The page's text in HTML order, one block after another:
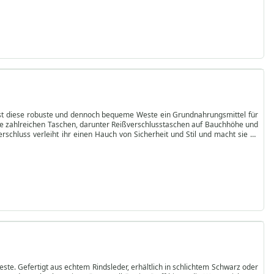
Sie wichtige Dokumente während der Fahrt. Komplett mit einem
Funktionalität und Stil schätzt.
trifft. Werten Sie Ihre Motorradausrüstung mit einer BULLDT
robuste und dennoch bequeme Weste ein Grundnahrungsmittel für
Taschen, darunter Reißverschlusstaschen auf Bauchhöhe und
verleiht ihr einen Hauch von Sicherheit und Stil und macht sie zu
ihr eine zeitlose Ausstrahlung, während die Reißverschlusstaschen und
der offenen Straße oder in der Stadt unterwegs sind. Erhöhen Sie Ihr
und den zahlreichen Aufbewahrungsmöglichkeiten ist sie mehr als nur
Geben Sie sich nicht mit gewöhnlicher Ausrüstung zufrieden, sondern
Gefertigt aus echtem Rindsleder, erhältlich in schlichtem Schwarz oder